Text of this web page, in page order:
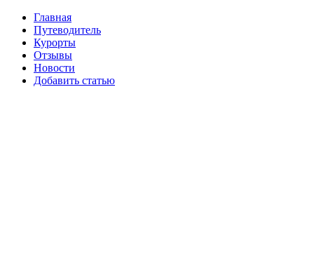
Главная
Путеводитель
Курорты
Отзывы
Новости
Добавить статью